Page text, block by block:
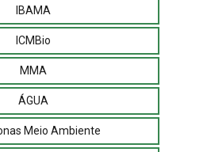
IBAMA
ICMBio
MMA
ÁGUA
Meio Ambiente